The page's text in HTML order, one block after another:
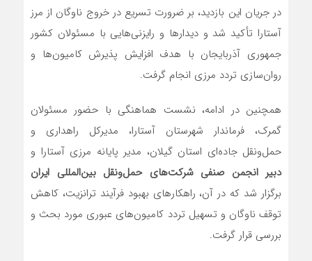
در جریان این بازدید، بر ضرورت تسریع در خروج ناوگان از مرز
آستارا تأکید شد و دیدارها و رایزنی‌هایی با مسئولان کشور
جمهوری آذربایجان با هدف افزایش پذیرش کامیون‌ها و
روان‌سازی تردد مرزی انجام گرفت.
همچنین در ادامه، نشست هماهنگی با حضور مسئولان
گمرک، فرماندار شهرستان آستارا، مدیرکل راهداری و
حمل‌ونقل جاده‌ای استان گیلان، مدیر پایانه مرزی آستارا و
دبیر انجمن صنفی شرکت‌های حمل‌ونقل بین‌المللی ایران
برگزار شد که در آن، راهکارهای بهبود فرآیند ترانزیت، کاهش
توقف ناوگان و تسهیل تردد کامیون‌های عبوری مورد بحث و
بررسی قرار گرفت.